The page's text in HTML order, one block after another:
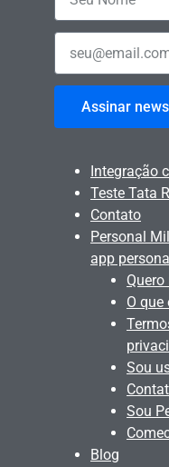
Assinar
Integração
Teste Tata
Contato
Personal
app
O que
Sou
Sou
Blog